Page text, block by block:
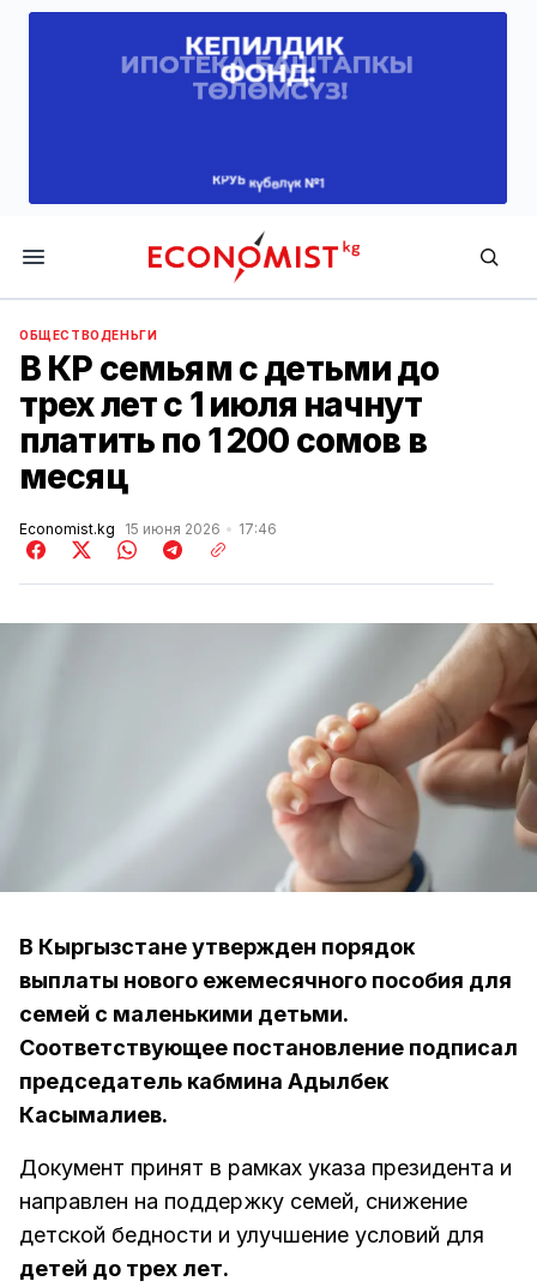
Economist.kg
ОБЩЕСТВО ДЕНЬГИ
В КР семьям с детьми до
трех лет с 1 июля начнут
платить по 1 200 сомов в
месяц
Economist.kg 15 июня 2026 17:46
В Кыргызстане утвержден порядок
выплаты нового ежемесячного пособия для
семей с маленькими детьми.
Соответствующее постановление подписал
председатель кабмина Адылбек
Касымалиев.
Документ принят в рамках указа президента и
направлен на поддержку семей, снижение
детской бедности и улучшение условий для
детей до трех лет.